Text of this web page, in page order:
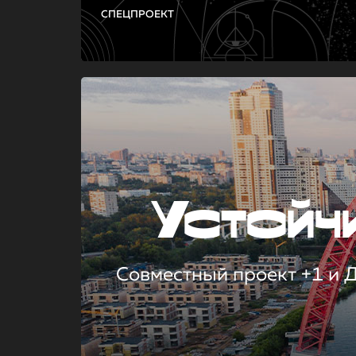
СПЕЦПРОЕКТ
Совместный проект +1 и